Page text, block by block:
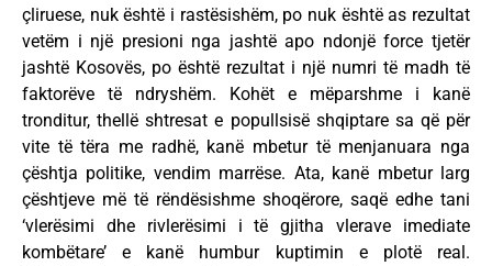
çliruese, nuk është i rastësishëm, po nuk është as rezultat
vetëm i një presioni nga jashtë apo ndonjë force tjetër
jashtë Kosovës, po është rezultat i një numri të madh të
faktorëve të ndryshëm. Kohët e mëparshme i kanë
tronditur, thellë shtresat e popullsisë shqiptare sa që për
vite të tëra me radhë, kanë mbetur të menjanuara nga
çështja politike, vendim marrëse. Ata, kanë mbetur larg
çështjeve më të rëndësishme shoqërore, saqë edhe tani
‘vlerësimi dhe rivlerësimi i të gjitha vlerave imediate
kombëtare’ e kanë humbur kuptimin e plotë real.